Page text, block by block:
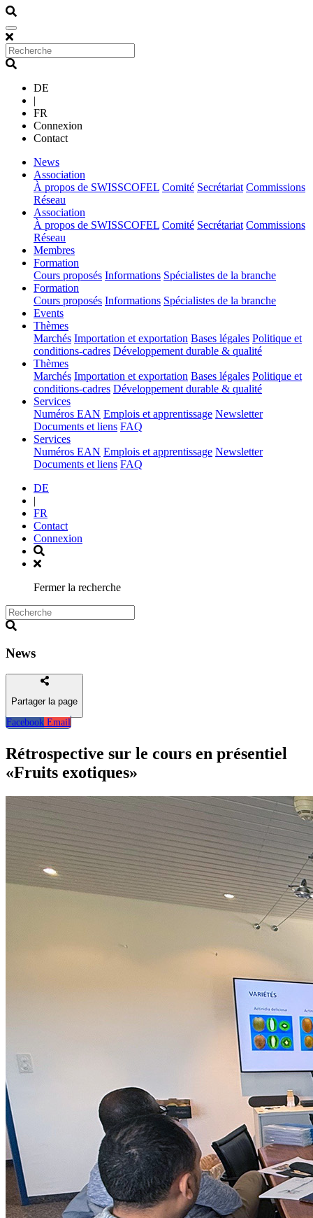
DE
|
FR
Connexion
Contact
News(current)
Association
À propos de SWISSCOFEL Comité Secrétariat Commissions
Réseau
Association
À propos de SWISSCOFEL Comité Secrétariat Commissions
Réseau
Membres(current)
Formation
Cours proposés Informations Spécialistes de la branche
Formation
Cours proposés Informations Spécialistes de la branche
Events(current)
Thèmes(current)
Marchés Importation et exportation Bases légales Politique et
conditions-cadres Développement durable & qualité
Thèmes(current)
Marchés Importation et exportation Bases légales Politique et
conditions-cadres Développement durable & qualité
Services(current)
Numéros EAN Emplois et apprentissage Newsletter
Documents et liens FAQ
Services(current)
Numéros EAN Emplois et apprentissage Newsletter
Documents et liens FAQ
DE
|
FR
Contact
Connexion
Fermer la recherche
News
Partager la page
Facebook Email
Retour
Rétrospective sur le cours en présentiel
«Fruits exotiques»